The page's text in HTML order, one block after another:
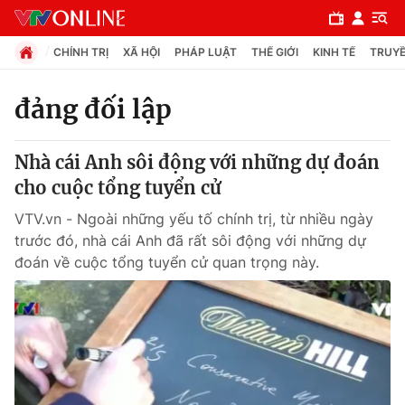
Chuyên mục
Chính trị
Xã hội
Pháp luật
Y tế
Thế giới
CHÍNH TRỊ XÃ HỘI PHÁP LUẬT THẾ GIỚI KINH TẾ
đảng đối lập
Nhà cái Anh sôi động với những dự đoán
cho cuộc tổng tuyển cử
VTV.vn - Ngoài những yếu tố chính trị, từ nhiều ngày
trước đó, nhà cái Anh đã rất sôi động với những dự
đoán về cuộc tổng tuyển cử quan trọng này.